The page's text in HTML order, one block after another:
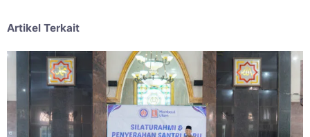
Artikel Terkait